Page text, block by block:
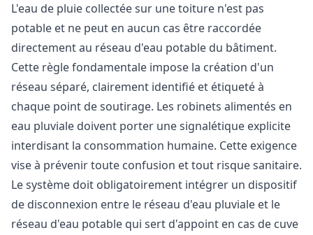
L'eau de pluie collectée sur une toiture n'est pas
potable et ne peut en aucun cas être raccordée
directement au réseau d'eau potable du bâtiment.
Cette règle fondamentale impose la création d'un
réseau séparé, clairement identifié et étiqueté à
chaque point de soutirage. Les robinets alimentés en
eau pluviale doivent porter une signalétique explicite
interdisant la consommation humaine. Cette exigence
vise à prévenir toute confusion et tout risque sanitaire.
Le système doit obligatoirement intégrer un dispositif
de disconnexion entre le réseau d'eau pluviale et le
réseau d'eau potable qui sert d'appoint en cas de cuve